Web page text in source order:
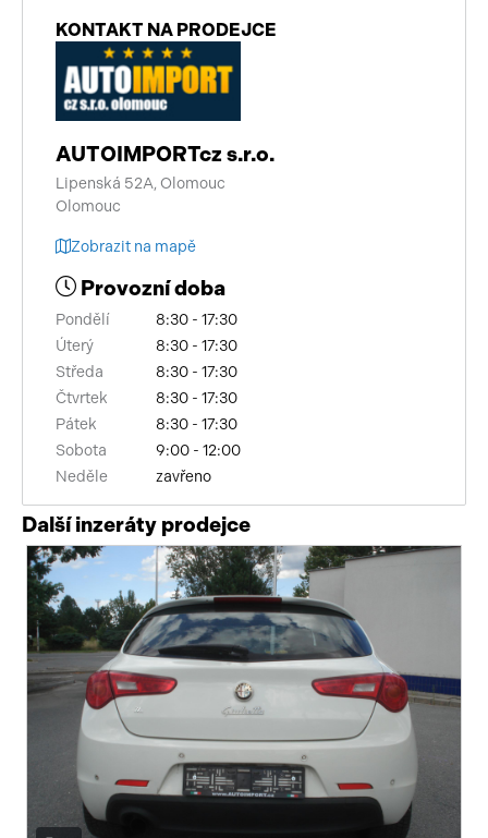
8x airbag
aut. zabrzdění v kopci
bi-xenonové světlomety
bluetooth
palubní počítač
USB
autorádio
multifunkční volant
nastavitelný volant
mlhovky
alu kola
el. zrcátka
senzor stěračů
el. okna
centrál dálkový
dělená zadní sedadla
parkovací senzory zadní
KONTAKT NA PRODEJCE
AUTOIMPORTcz s.r.o.
Lipenská 52A, Olomouc
Olomouc
Zobrazit na mapě
Provozní doba
Pondělí
8:30 - 17:30
Úterý
8:30 - 17:30
Středa
8:30 - 17:30
Čtvrtek
8:30 - 17:30
Pátek
8:30 - 17:30
Sobota
9:00 - 12:00
Neděle
zavřeno
Další inzeráty prodejce